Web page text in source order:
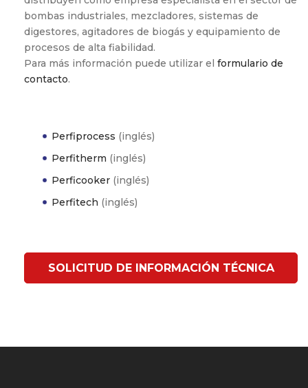
bombas industriales, mezcladores, sistemas de
digestores, agitadores de biogás y equipamiento de
procesos de alta fiabilidad.
Para más información puede utilizar el formulario de
contacto.
Perfiprocess (inglés)
Perfitherm (inglés)
Perficooker (inglés)
Perfitech (inglés)
SOLICITUD DE INFORMACIÓN TÉCNICA